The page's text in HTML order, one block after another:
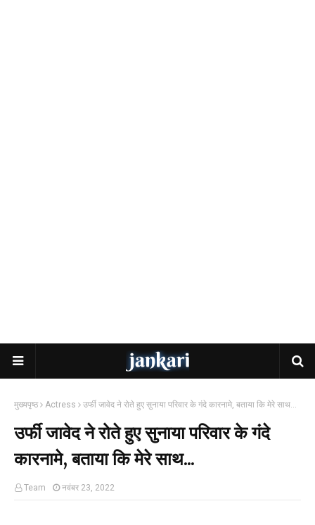
मुख्यपृष्ठ Actress उर्फी जावेद ने रोते हुए सुनाया परिवार के गंदे कारनामे, बताया कि मेरे साथ...
उर्फी जावेद ने रोते हुए सुनाया परिवार के गंदे
कारनामे, बताया कि मेरे साथ...
Team नवंबर 23, 2022